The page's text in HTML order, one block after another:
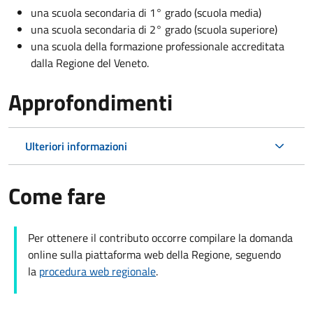
una scuola secondaria di 1° grado (scuola media)
una scuola secondaria di 2° grado (scuola superiore)
una scuola della formazione professionale accreditata
dalla Regione del Veneto.
Approfondimenti
Ulteriori informazioni
Come fare
Per ottenere il contributo occorre compilare la domanda
online sulla piattaforma web della Regione, seguendo
la procedura web regionale.